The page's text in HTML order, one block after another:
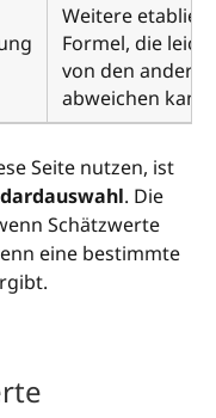
Weitere
Formel, die leicht
von den anderen
abweichen kann.
Seite nutzen, ist
. Die
Schätzwerte
eine bestimmte